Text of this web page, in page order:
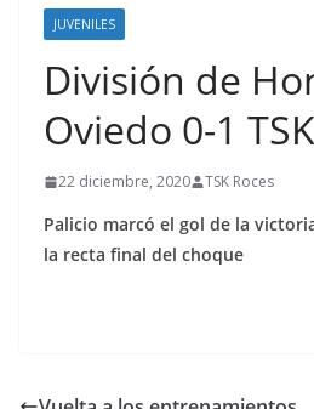
JUVENILES
División de
Oviedo 0-1
22 diciembre, 2020 TSK Roces
Palicio marcó el gol de la
la recta final del choque